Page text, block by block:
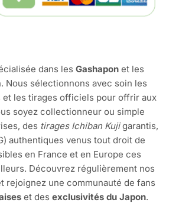
dans les Gashaponet les
sélectionnons avec soin les
et les tirages officiels pour offrir aux
soyez collectionneur ou simple
des tirages Ichiban Kujigarantis,
authentiques venus tout droit de
en France et en Europe ces
Découvrez régulièrement nos
rejoignez une communauté de fans
et des exclusivités du Japon.